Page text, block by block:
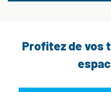
Profitez de vos